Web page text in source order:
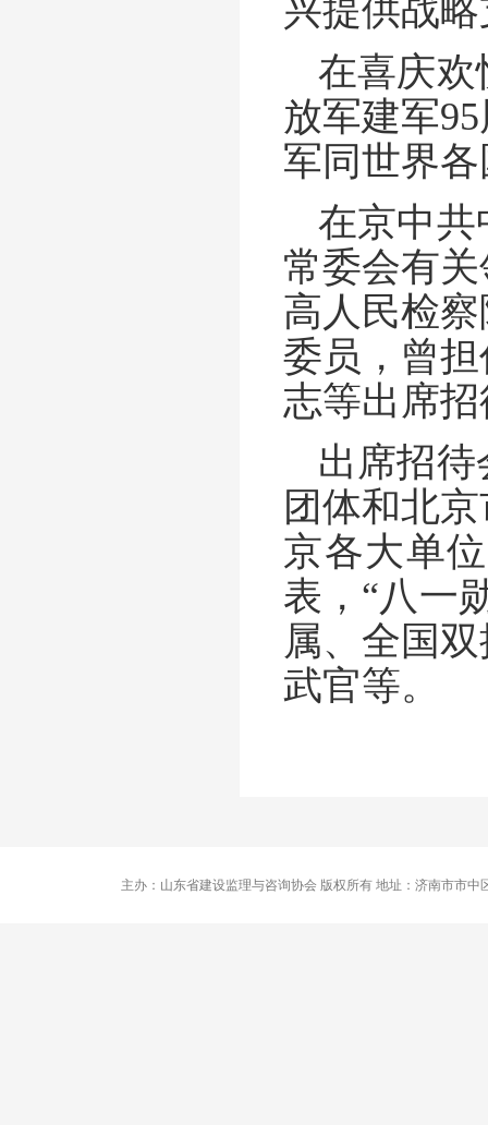
兴提供战
在喜庆欢
放军建军
军同世界
在京中共
常委会有
高人民检
委员，曾
志等出席
出席招
团体和北
京各大单
表，“八一
属、全国
武官等。
主办：山东省建设监理与咨询协会 版权所有 地址：济南市市